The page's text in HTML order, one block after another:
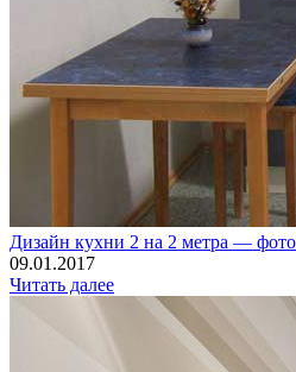
Дизайн кухни 2 на 2 метра —
09.01.2017
Читать далее